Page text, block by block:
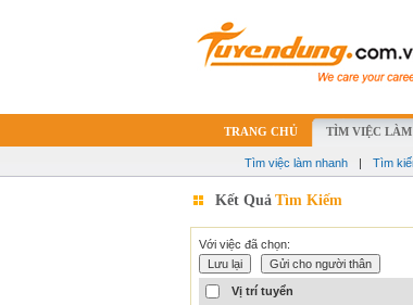
TRANG CHỦ TÌM VIỆC LÀM
Tìm việc làm nhanh | Tìm
Kết Quả Tìm Kiếm
Với việc đã chọn:
Vị trí tuyển